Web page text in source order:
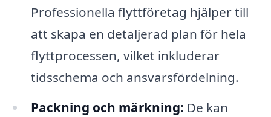
Professionella flyttföretag hjälper till
att skapa en detaljerad plan för hela
flyttprocessen, vilket inkluderar
tidsschema och ansvarsfördelning.
Packning och märkning: De kan